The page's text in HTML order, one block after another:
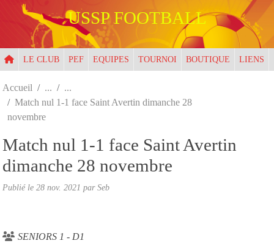
USSP FOOTBALL
LE CLUB PEF EQUIPES TOURNOI BOUTIQUE LIENS
Accueil
Match nul 1-1 face Saint Avertin dimanche 28
novembre
Match nul 1-1 face Saint Avertin
dimanche 28 novembre
Publié le 28 nov. 2021 parSeb
SENIORS 1 - D1
Panneau de gestion des cookies